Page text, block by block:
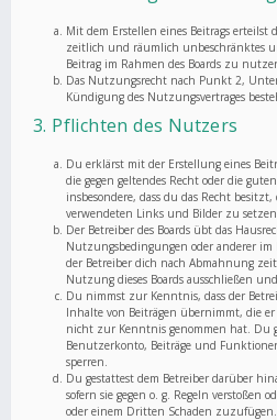
Mit dem Erstellen eines Beitrags erteilst
zeitlich und räumlich unbeschränktes
Beitrag im Rahmen des Boards zu
Das Nutzungsrecht nach Punkt 2,
Kündigung des Nutzungsvertrages
3. Pflichten des Nutzers
Du erklärst mit der Erstellung eines
die gegen geltendes Recht oder die
insbesondere, dass du das Recht
verwendeten Links und Bilder zu
Der Betreiber des Boards übt das
Nutzungsbedingungen oder anderer
der Betreiber dich nach Abmahnung
Nutzung dieses Boards ausschließen
Du nimmst zur Kenntnis, dass der
Inhalte von Beiträgen übernimmt, die
nicht zur Kenntnis genommen hat. Du
Benutzerkonto, Beiträge und
sperren.
Du gestattest dem Betreiber darüber
sofern sie gegen o. g. Regeln verstoßen
oder einem Dritten Schaden zuzufügen.